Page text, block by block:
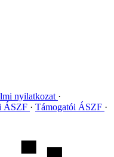
nyilatkozat
ÁSZF
Támogatói ÁSZF